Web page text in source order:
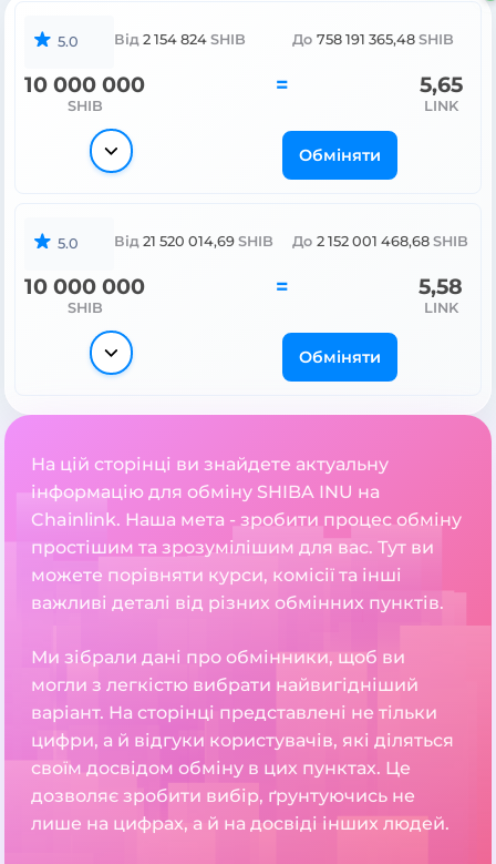
5.0 Від 2 154 824 SHIB До 758 191 365,48 SHIB
10 000 000
SHIB
= 5,65
LINK
Обміняти
5.0 Від 21 520 014,69 SHIB До 2 152 001 468,68 SHIB
10 000 000
SHIB
= 5,58
LINK
Обміняти
На цій сторінці ви знайдете актуальну
інформацію для обміну SHIBA INU на
Chainlink. Наша мета - зробити процес обміну
простішим та зрозумілішим для вас. Тут ви
можете порівняти курси, комісії та інші
важливі деталі від різних обмінних пунктів.
Ми зібрали дані про обмінники, щоб ви
могли з легкістю вибрати найвигідніший
варіант. На сторінці представлені не тільки
цифри, а й відгуки користувачів, які діляться
своїм досвідом обміну в цих пунктах. Це
дозволяє зробити вибір, ґрунтуючись не
лише на цифрах, а й на досвіді інших людей.